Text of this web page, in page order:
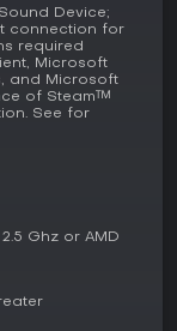
und
Systeme
und Mod-
Device;
connection for
required
Microsoft
and Microsoft
of Steam™
See for
Ghz or AMD